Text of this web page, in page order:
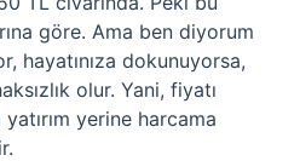
göre. Ama ben diyorum
hayatınıza dokunuyorsa,
olur. Yani, fiyatı
yatırım yerine harcama